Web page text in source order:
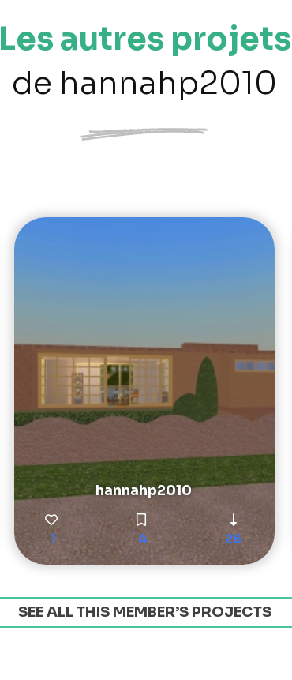
Les autres projets
de hannahp2010
hannahp2010
1 4 26
SEE ALL THIS MEMBER’S PROJECTS